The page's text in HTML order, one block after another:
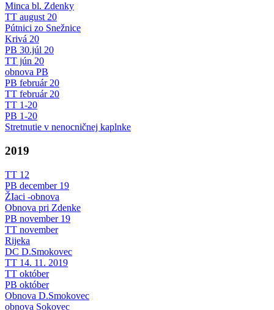
Minca bl. Zdenky
TT august 20
Pútnici zo Snežnice
Krivá 20
PB 30.júl 20
TT jún 20
obnova PB
PB február 20
TT február 20
TT 1-20
PB 1-20
Stretnutie v nenocničnej kaplnke
2019
TT 12
PB december 19
ŽIaci -obnova
Obnova pri Zdenke
PB november 19
TT november
Rijeka
DC D.Smokovec
TT 14. 11. 2019
TT október
PB október
Obnova D.Smokovec
obnova Sokovec